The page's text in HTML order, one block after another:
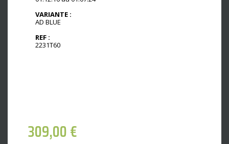
VARIANTE :
AD BLUE
REF :
2231T60
309,00€